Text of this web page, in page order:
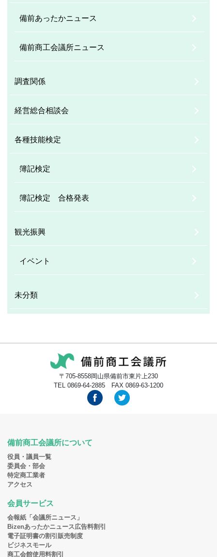
備前あったかニュース
備前商工会議所ニュース
調査関係
経営総合相談会
各種技能検定
簿記検定
簿記検定 合格発表
観光振興
イベント
未分類
〒705-8558岡山県備前市東片上230
TEL 0869-64-2885 FAX 0869-63-1200
備前商工会議所について
役員・議員一覧
委員会・部会
特定商工業者
アクセス
会員サービス
会報紙「会議所ニュース」
Bizenあったかニュース広告料割引
電子証明書の割引販売制度
ビジネスモール
商工会館使用料割引